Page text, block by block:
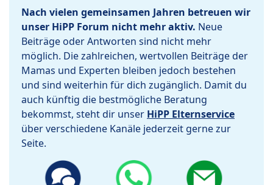
Nach vielen gemeinsamen Jahren betreuen wir
unser HiPP Forum nicht mehr aktiv. Neue
Beiträge oder Antworten sind nicht mehr
möglich. Die zahlreichen, wertvollen Beiträge der
Mamas und Experten bleiben jedoch bestehen
und sind weiterhin für dich zugänglich. Damit du
auch künftig die bestmögliche Beratung
bekommst, steht dir unser HiPP Elternservice
über verschiedene Kanäle jederzeit gerne zur
Seite.